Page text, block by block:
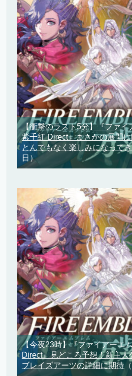
【衝撃のラスト5分】『ファイ
紫千紅 Direct』まさかの展開
とんでもなく楽しみになって
日）
【今夜23時】『ファイアーエ
Direct』見どころ予想！新主
ブレイズアーツの詳細に期待